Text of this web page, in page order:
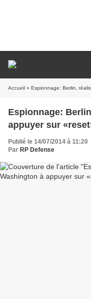
Accueil » Espionnage: Berlin, réaliste,
Espionnage:
appuyer sur
Publié le 14/07/2014 à 11:20
Par RP Defense